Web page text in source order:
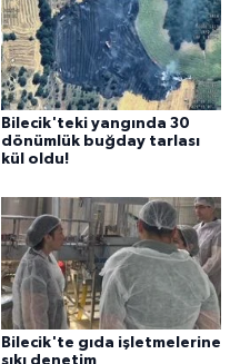
Bilecik'teki yangında 30
dönümlük buğday tarlası
kül oldu!
Bilecik'te gıda işletmelerine
sıkı denetim